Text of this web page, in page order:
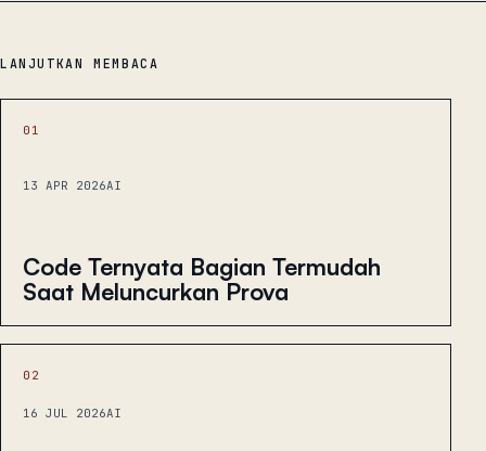
LANJUTKAN MEMBACA
01
13 APR 2026AI
Code Ternyata Bagian Termudah
Saat Meluncurkan Prova
02
16 JUL 2026AI